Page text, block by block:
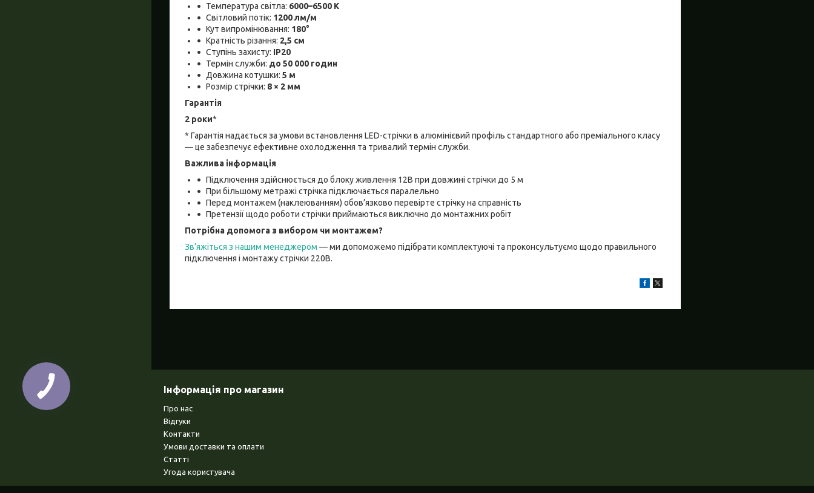
Температура світла: 6000–6500 К
Світловий потік: 1200 лм/м
Кут випромінювання: 180°
Кратність різання: 2,5 см
Ступінь захисту: IP20
Термін служби: до 50 000 годин
Довжина котушки: 5 м
Розмір стрічки: 8 × 2 мм
Гарантія
2 роки*
* Гарантія надається за умови встановлення LED-стрічки в алюмінієвий профіль стандартного або преміального класу
— це забезпечує ефективне охолодження та тривалий термін служби.
Важлива інформація
Підключення здійснюється до блоку живлення 12В при довжині стрічки до 5 м
При більшому метражі стрічка підключається паралельно
Перед монтажем (наклеюванням) обов’язково перевірте стрічку на справність
Претензії щодо роботи стрічки приймаються виключно до монтажних робіт
Потрібна допомога з вибором чи монтажем?
Зв’яжіться з нашим менеджером — ми допоможемо підібрати комплектуючі та проконсультуємо щодо правильного
підключення і монтажу стрічки 220В.
Інформація про магазин
Про нас
Відгуки
Контакти
Умови доставки та оплати
Статті
Угода користувача